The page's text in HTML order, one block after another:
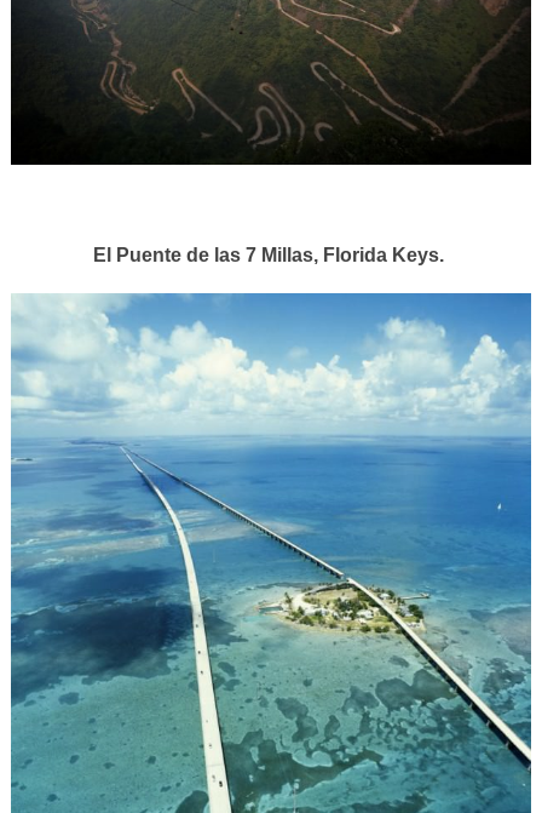
El Puente de las 7 Millas, Florida Keys.